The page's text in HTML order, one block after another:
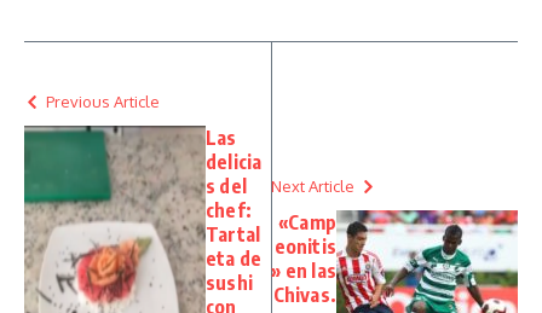
Previous Article
Las
delicia
s del
chef:
Tartal
eta de
sushi
con
Next Article
«Camp
eonitis
» en las
Chivas.